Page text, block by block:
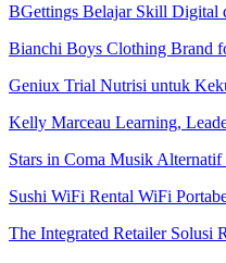
BGettings Belajar Skill Digital
Bianchi Boys Clothing Brand
Geniux Trial Nutrisi untuk
Kelly Marceau Learning,
Stars in Coma Musik Alternatif
Sushi WiFi Rental WiFi
The Integrated Retailer Solusi